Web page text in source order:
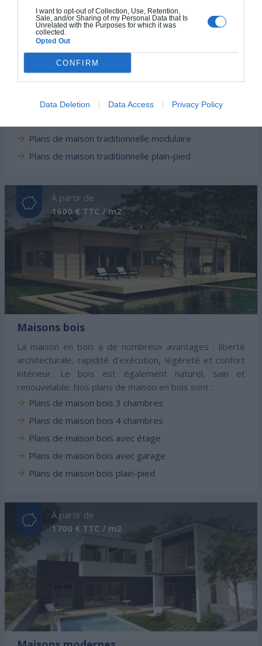
I want to opt-out of Collection, Use, Retention,
Sale, and/or Sharing of my Personal Data that Is
Unrelated with the Purposes for which it was
collected.
Opted Out
CONFIRM
Data Deletion Data Access Privacy Policy
La maison traditionnelle est constituée de matériaux
économiquement intéressants tels que la brique, le
béton, le parpaing, le ciment, etc. Nos plans de maisons
modernes sont disponibles pour :
Plans de maison traditionnelle 3 chambres
Plans de maison traditionnelle 4 chambres
Plans de maison traditionnelle avec étage
Plans de maison traditionnelle modulaire
Plans de maison traditionnelle plain-pied
À partir de
1600 € TTC / m2
Maisons bois
La maison en bois a de nombreux avantages : liberté
architecturale, rapidité d’exécution, légèreté et confort
intérieur. Le bois est également naturel, sain et
renouvelable. Nos plans de maison en bois sont :
Plans de maison bois 3 chambres
Plans de maison bois 4 chambres
Plans de maison bois avec étage
Plans de maison bois avec garage
Plans de maison bois plain-pied
À partir de
1700 € TTC / m2